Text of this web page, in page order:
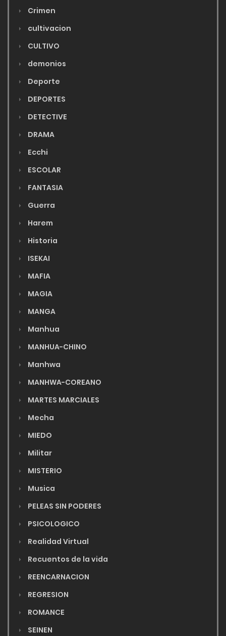
Crimen
cultivacion
CULTIVO
demonios
Deporte
DEPORTES
DETECTIVE
DRAMA
Ecchi
ESCOLAR
FANTASIA
Guerra
Harem
Historia
ISEKAI
MAFIA
MAGIA
MANGA
Manhua
MANHUA-CHINO
Manhwa
MANHWA-COREANO
MARTES MARCIALES
Mecha
MIEDO
Militar
MISTERIO
Musica
PELEAS SIN PODERES
PSICOLOGICO
Realidad Virtual
Recuentos de la vida
REENCARNACION
REGRESION
ROMANCE
SEINEN